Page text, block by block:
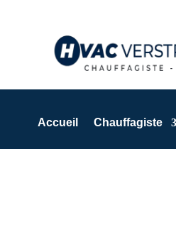
Accueil Chauffagiste